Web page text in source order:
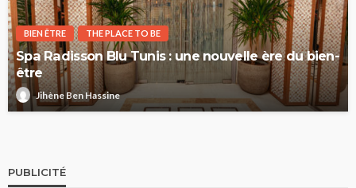
BIEN ÊTRE THE PLACE TO BE
Spa Radisson Blu Tunis : une nouvelle ère du bien-
être
Jihène Ben Hassine
PUBLICITÉ